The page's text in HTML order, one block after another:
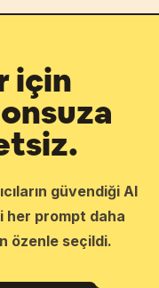
için
güvendiği AI
her prompt daha
özenle seçildi.